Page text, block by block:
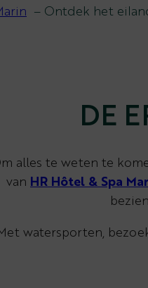
Ontdek het
DE
alles te weten te
van HR Hôtel & Spa
watersporten,